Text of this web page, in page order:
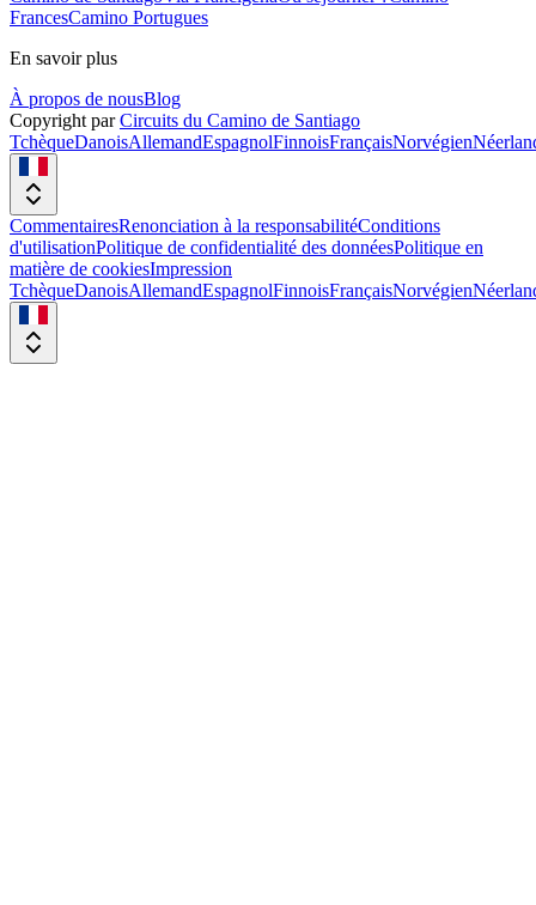
FrancesCamino Portugues
En savoir plus
À propos de nousBlog
Copyright par Circuits du Camino de Santiago
TchèqueDanoisAllemandEspagnolFinnoisFrançaisNorvégien
CommentairesRenonciation à la responsabilitéConditions
d'utilisationPolitique de confidentialité des donnéesPolitique en
matière de cookiesImpression
TchèqueDanoisAllemandEspagnolFinnoisFrançaisNorvégien